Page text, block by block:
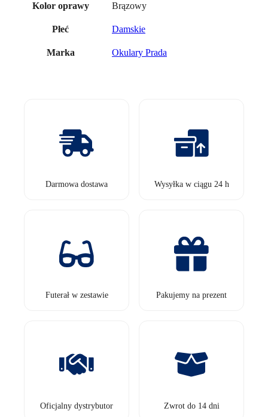
Kolor oprawy Brązowy
Płeć Damskie
Marka Okulary Prada
Darmowa dostawa Wysyłka w ciągu 24 h
Futerał w zestawie Pakujemy na prezent
Oficjalny dystrybutor Zwrot do 14 dni